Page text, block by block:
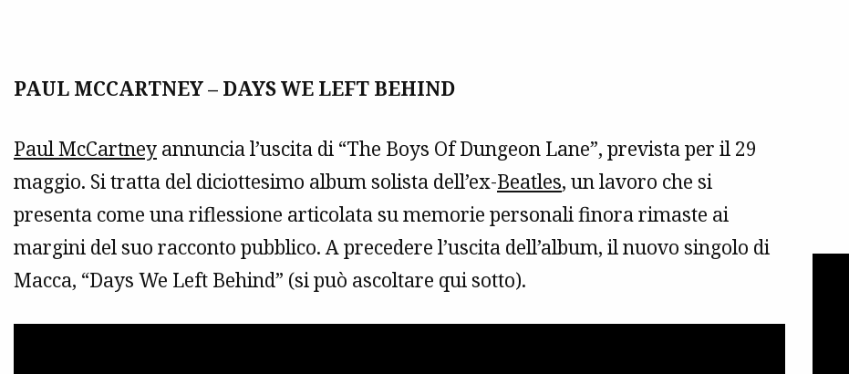
PAUL MCCARTNEY – DAYS WE LEFT BEHIND
Paul McCartney annuncia l’uscita di “The Boys Of Dungeon Lane”, prevista per il 29
maggio. Si tratta del diciottesimo album solista dell’ex-Beatles, un lavoro che si
presenta come una riflessione articolata su memorie personali finora rimaste ai
margini del suo racconto pubblico.A precedere l’uscita dell’album, il nuovo singolo di
Macca, “Days We Left Behind” (si può ascoltare qui sotto).